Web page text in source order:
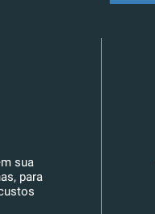
sua
para